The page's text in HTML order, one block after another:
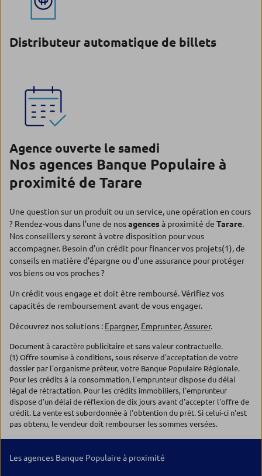
Distributeur automatique de billets
Agence ouverte le samedi
Nos agences Banque Populaire à
proximité de Tarare
Une question sur un produit ou un service, une opération en cours
? Rendez-vous dans l'une de nosagencesà proximité de Tarare.
Nos conseillers y seront à votre disposition pour vous
accompagner. Besoin d'un crédit pour financer vos projets(1), de
conseils en matière d'épargne ou d'une assurance pour protéger
vos biens ou vos proches ?
Un crédit vous engage et doit être remboursé. Vérifiez vos
capacités de remboursement avant de vous engager.
Découvrez nos solutions : Epargner, Emprunter,Assurer.
Document à caractère publicitaire et sans valeur contractuelle.
(1) Offre soumise à conditions, sous réserve d'acceptation de votre
dossier par l'organisme prêteur, votre Banque Populaire Régionale.
Pour les crédits à la consommation, l'emprunteur dispose du délai
légal de rétractation. Pour les crédits immobiliers, l'emprunteur
dispose d'un délai de réflexion de dix jours avant d'accepter l'offre de
crédit. La vente est subordonnée à l'obtention du prêt. Si celui-ci n'est
pas obtenu, le vendeur doit rembourser les sommes versées.
Les agences Banque Populaire à proximité